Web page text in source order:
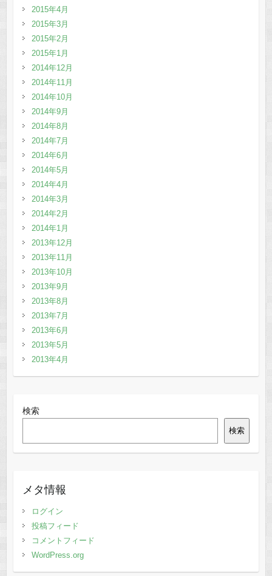
2015年4月
2015年3月
2015年2月
2015年1月
2014年12月
2014年11月
2014年10月
2014年9月
2014年8月
2014年7月
2014年6月
2014年5月
2014年4月
2014年3月
2014年2月
2014年1月
2013年12月
2013年11月
2013年10月
2013年9月
2013年8月
2013年7月
2013年6月
2013年5月
2013年4月
検索
検索
メタ情報
ログイン
投稿フィード
コメントフィード
WordPress.org